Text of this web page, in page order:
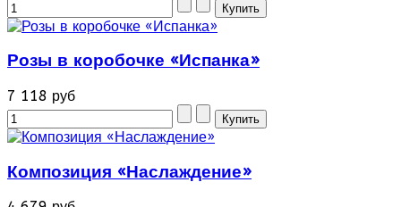
Розы в коробочке «Испанка»
7 118 руб
Композиция «Наслаждение»